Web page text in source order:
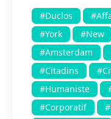
#Duclos
#York
#New
#Amsterdam
#Citadins
#Humaniste
#Corporatif